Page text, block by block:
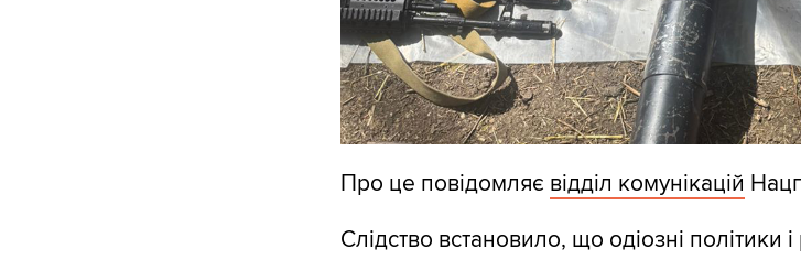
Про це повідомляє відділ комунікацій
Слідство встановило, що одіозні політики